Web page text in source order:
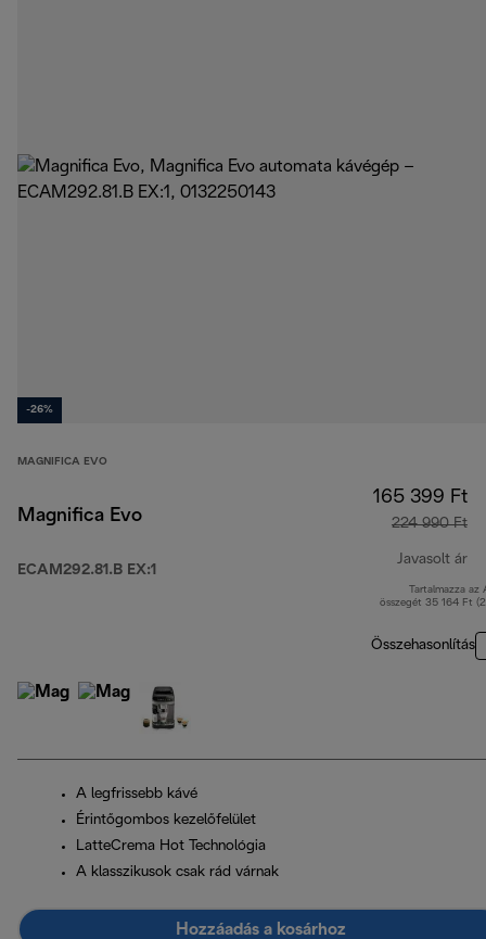
-26%
MAGNIFICA EVO
Magnifica Evo
ECAM292.81.B EX:1
165 399 Ft
224 990 Ft
Javasolt ár
Tartalmazza az
összegét 35 164 Ft
Összehasonlítás
A legfrissebb kávé
Érintőgombos kezelőfelület
LatteCrema Hot Technológia
A klasszikusok csak rád várnak
Hozzáadás a kosárhoz